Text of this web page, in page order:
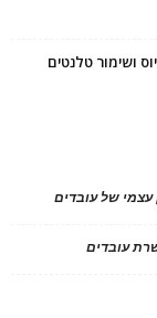
עובדים